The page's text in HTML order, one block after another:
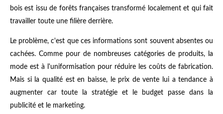
bois est issu de forêts françaises transformé localement et qui fait
travailler toute une filière derrière.
Le problème, c'est que ces informations sont souvent absentes ou
cachées. Comme pour de nombreuses catégories de produits, la
mode est à l'uniformisation pour réduire les coûts de fabrication.
Mais si la qualité est en baisse, le prix de vente lui a tendance à
augmenter car toute la stratégie et le budget passe dans la
publicité et le marketing.